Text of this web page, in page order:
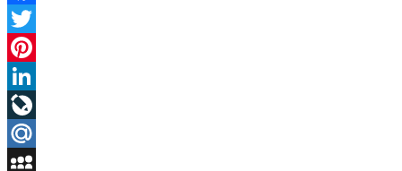
Facebook
Twitter
Pinterest
LinkedIn
LiveJournal
Mail.Ru